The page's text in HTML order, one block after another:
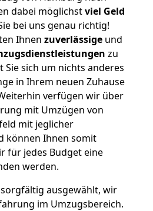
dabei möglichstviel Geld
bei uns genau richtig!
Ihnen zuverlässige und
zu
Sie sich um nichts anderes
in Ihrem neuen Zuhause
verfügen wir über
mit Umzügen von
mit jeglicher
können Ihnen somit
für jedes Budget eine
werden.
ausgewählt, wir
im Umzugsbereich.